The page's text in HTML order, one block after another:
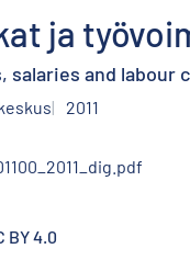
ja
salaries and labour
2011
BY 4.0